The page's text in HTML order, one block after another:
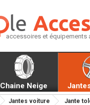
accessoires et équipements
Chaine Neige
Jantes voiture Jante